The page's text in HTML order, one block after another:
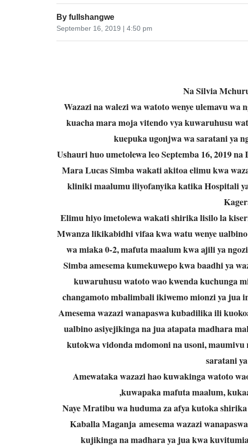
By fullshangwe
September 16, 2019 | 4:50 pm
Na Silvia
Wazazi na walezi wa watoto wenye ulemavu
kuacha mara moja vitendo vya kuwaruhusu
kuepuka ugonjwa wa saratani ya
Ushauri huo umetolewa leo Septemba 16, 2019
Mara Lucas Simba wakati akitoa elimu kwa
kliniki maalumu iliyofanyika katika Hospitali
Elimu hiyo imetolewa wakati shirika lisilo la
Mwanza likikabidhi vifaa kwa watu wenye
wa miaka 0-2, mafuta maalum kwa ajili ya
Simba amesema kumekuwepo kwa baadhi ya
kuwaruhusu watoto wao kwenda kuchunga
changamoto mbalimbali ikiwemo mionzi ya jua
Amesema wazazi wanapaswa kubadilika ili
ualbino asiyejikinga na jua atapata madhara
kutokwa vidonda mdomoni na usoni,
saratani
Amewataka wazazi hao kuwakinga watoto
,kuwapaka mafuta maalum,
Naye Mratibu wa huduma za afya kutoka
Kaballa Maganja amesema wazazi
kujikinga na madhara ya jua kwa